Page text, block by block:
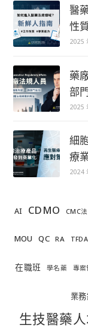
醫
性
2025
藥
部
2025
細
療
2024
AI CDMO CMC
MOU QC RA TFDA
在職班 學名藥 專案
業
生技醫藥